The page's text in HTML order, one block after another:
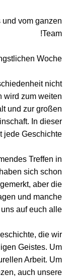
vom ganzen
Team!
Woche!
nicht
wird zum weiten
und zur großen
In dieser
jede Geschichte.
Treffen in
sich schon
aber die
und manche
auf euch alle.
die wir
Geistes. Um
Arbeit. Um
auch unsere